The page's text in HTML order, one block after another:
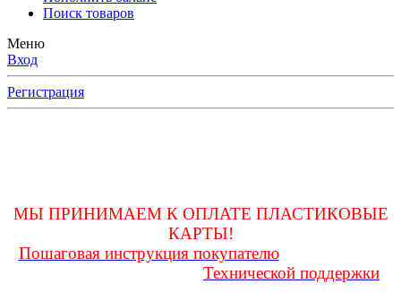
Поиск товаров
Меню
Вход
Регистрация
МЫ ПРИНИМАЕМ К ОПЛАТЕ ПЛАСТИКОВЫЕ
КАРТЫ!
Пошаговая инструкция покупателюЛюбые вопросы
Технической поддержки